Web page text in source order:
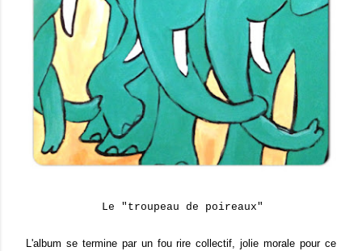
Le "troupeau de poireaux"
L'album se termine par un fou rire collectif, jolie morale pour ce